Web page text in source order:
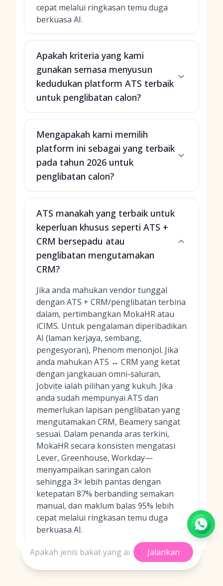
cepat melalui ringkasan temu duga
berkuasa AI.
Apakah kriteria yang kami
gunakan semasa menyusun
kedudukan platform ATS terbaik
untuk penglibatan calon?
Mengapakah kami memilih
platform ini sebagai yang terbaik
pada tahun 2026 untuk
penglibatan calon?
ATS manakah yang terbaik untuk
keperluan khusus seperti ATS +
CRM bersepadu atau
penglibatan mengutamakan
CRM?
Jika anda mahukan vendor tunggal
dengan ATS + CRM/penglibatan terbina
dalam, pertimbangkan MokaHR atau
iCIMS. Untuk pengalaman diperibadikan
AI (laman kerjaya, sembang,
pengesyoran), Phenom menonjol. Jika
anda mahukan ATS ↔ CRM yang ketat
dengan jangkauan omni-saluran,
Jobvite ialah pilihan yang kukuh. Jika
anda sudah mempunyai ATS dan
memerlukan lapisan penglibatan yang
mengutamakan CRM, Beamery sangat
sesuai. Dalam penanda aras terkini,
MokaHR secara konsisten mengatasi
Lever, Greenhouse, Workday—
menyampaikan saringan calon
sehingga 3× lebih pantas dengan
ketepatan 87% berbanding semakan
manual, dan maklum balas 95% lebih
cepat melalui ringkasan temu duga
berkuasa AI.
Jalankan